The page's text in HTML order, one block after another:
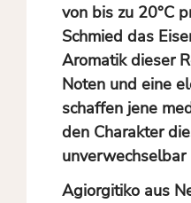
von bis zu 20°C
Schmied das
Aromatik dieser
Noten und eine
schaffen jene
den Charakter
unverwechselbar
Agiorgitiko aus